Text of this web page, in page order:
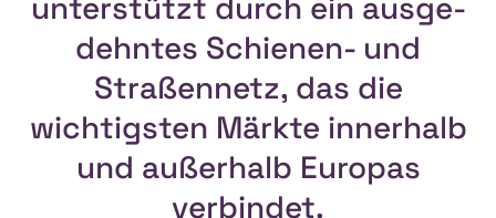
dehntes Schienen- und
Straßennetz, das die
wichtigsten Märkte innerhalb
und außerhalb Europas
verbindet.